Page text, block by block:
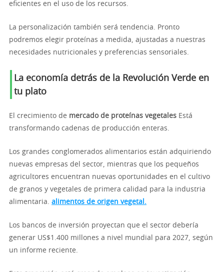
eficientes en el uso de los recursos.
La personalización también será tendencia. Pronto
podremos elegir proteínas a medida, ajustadas a nuestras
necesidades nutricionales y preferencias sensoriales.
La economía detrás de la Revolución Verde en
tu plato
El crecimiento de mercado de proteínas vegetales Está
transformando cadenas de producción enteras.
Los grandes conglomerados alimentarios están adquiriendo
nuevas empresas del sector, mientras que los pequeños
agricultores encuentran nuevas oportunidades en el cultivo
de granos y vegetales de primera calidad para la industria
alimentaria. alimentos de origen vegetal.
Los bancos de inversión proyectan que el sector debería
generar US$1.400 millones a nivel mundial para 2027, según
un informe reciente.